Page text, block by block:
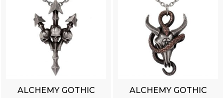
ALCHEMY GOTHIC ALCHEMY GOTHIC